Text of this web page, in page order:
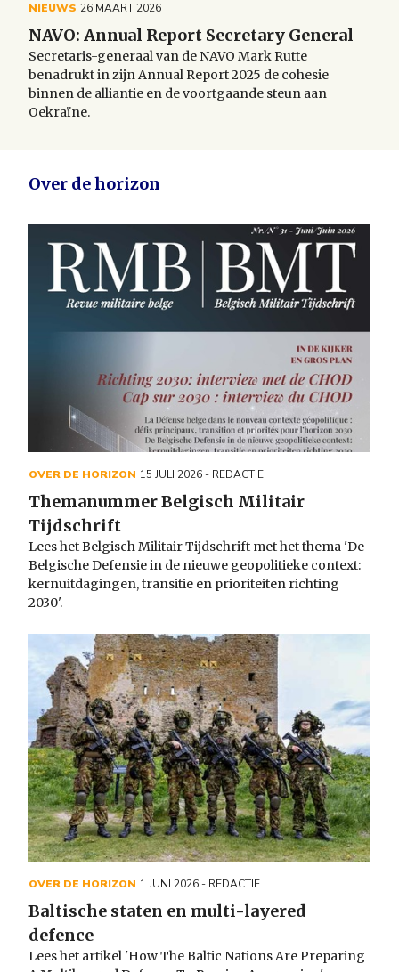
NIEUWS 26 MAART 2026
NAVO: Annual Report Secretary General
Secretaris-generaal van de NAVO Mark Rutte
benadrukt in zijn Annual Report 2025 de cohesie
binnen de alliantie en de voortgaande steun aan
Oekraïne.
Over de horizon
OVER DE HORIZON 15 JULI 2026- REDACTIE
Themanummer Belgisch Militair
Tijdschrift
Lees het Belgisch Militair Tijdschrift met het thema 'De
Belgische Defensie in de nieuwe geopolitieke context:
kernuitdagingen, transitie en prioriteiten richting
2030'.
OVER DE HORIZON 1 JUNI 2026- REDACTIE
Baltische staten en multi-layered
defence
Lees het artikel 'How The Baltic Nations Are Preparing